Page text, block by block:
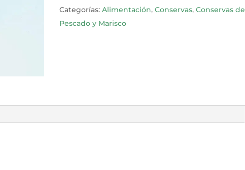
Aceite
de
Categorías:Alimentación,Conservas,Conservas de
Pescado y Marisco